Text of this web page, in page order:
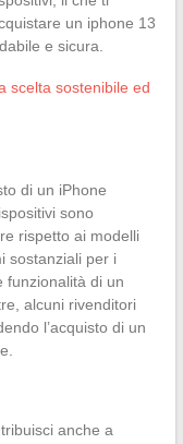
un iphone 13
e sicura.
scelta sostenibile ed
di un iPhone
sono
rispetto ai modelli
sostanziali per i
funzionalità di un
alcuni rivenditori
l’acquisto di un
anche a